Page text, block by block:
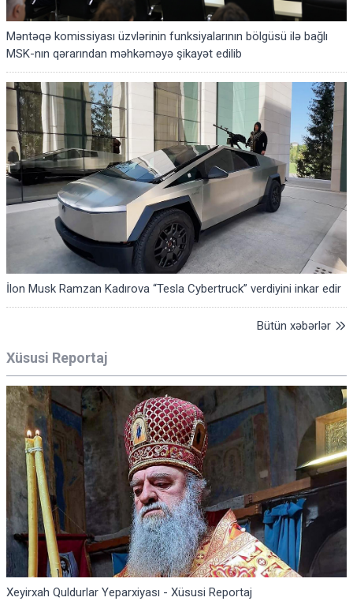
Məntəqə komissiyası üzvlərinin funksiyalarının bölgüsü ilə bağlı
MSK-nın qərarından məhkəməyə şikayət edilib
İlon Musk Ramzan Kadırova “Tesla Cybertruck” verdiyini inkar edir
Bütün xəbərlər
Xüsusi Reportaj
Xeyirxah Quldurlar Yeparxiyası - Xüsusi Reportaj